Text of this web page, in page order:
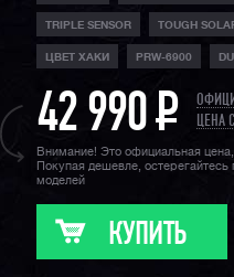
На борту у модели:
компас, солнечная батарея,
Солнца, автоматическая
времени с атомными часами
Без сомнений, эти
во время активного
владельцев по всему миру.
TRIPLE SENSOR TOUGH
ЦВЕТ ХАКИ PRW-6900
42 990P
ЦЕНА
Внимание! Это официальная цена,
Покупая дешевле,
моделей
КУПИТЬ